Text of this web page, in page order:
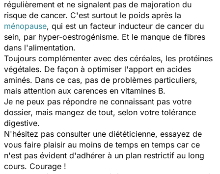
régulièrement et ne signalent pas de majoration du
risque de cancer. C'est surtout le poids après la
ménopause, qui est un facteur inducteur de cancer du
sein, par hyper-oestrogénisme. Et le manque de fibres
dans l'alimentation.
Toujours complémenter avec des céréales, les protéines
végétales. De façon à optimiser l'apport en acides
aminés. Dans ce cas, pas de problèmes particuliers,
mais attention aux carences en vitamines B.
Je ne peux pas répondre ne connaissant pas votre
dossier, mais mangez de tout, selon votre tolérance
digestive.
N'hésitez pas consulter une diététicienne, essayez de
vous faire plaisir au moins de temps en temps car ce
n'est pas évident d'adhérer à un plan restrictif au long
cours. Courage !